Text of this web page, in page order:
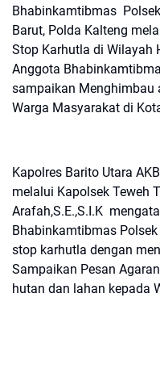
Bhabinkamtibmas
Barut, Polda Kalteng
Stop Karhutla di Wilayah
Anggota
sampaikan Menghimbau
Warga Masyarakat di
Kapolres Barito Utara
melalui Kapolsek Teweh
Arafah,S.E.,S.I.K
Bhabinkamtibmas
stop karhutla dengan
Sampaikan Pesan
hutan dan lahan kepada